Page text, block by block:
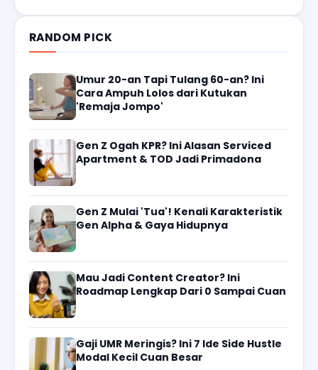
RANDOM PICK
Umur 20-an Tapi Tulang 60-an? Ini
Cara Ampuh Lolos dari Kutukan
'Remaja Jompo'
Gen Z Ogah KPR? Ini Alasan Serviced
Apartment & TOD Jadi Primadona
Gen Z Mulai 'Tua'! Kenali Karakteristik
Gen Alpha & Gaya Hidupnya
Mau Jadi Content Creator? Ini
Roadmap Lengkap Dari 0 Sampai Cuan
Gaji UMR Meringis? Ini 7 Ide Side Hustle
Modal Kecil Cuan Besar